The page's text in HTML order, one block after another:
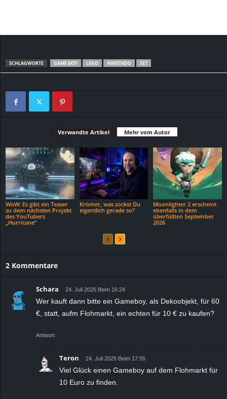
SCHLAGWORTE GAME BOY LEGO NINTENDO SET
Verwandte Artikel Mehr vom Autor
WoW: Es gibt ein Teaser
zu dem nächsten Projekt
des YouTubers
„Hurricane“
Krömer, was zockst Du
eigentlich gerade so?
Moonlighter 2 erscheint
ebenfalls in dem
überfüllten September
2026
2 Kommentare
Schara 24. Juli 2025 Beim 16:24
Wer kauft dann bitte ein Gameboy, als Dekoobjekt, für 60
€, statt, aufm Flohmarkt, ein echten für 10 € zu kaufen?
Antwort
Teron 24. Juli 2025 Beim 17:55
Viel Glück einen Gameboy auf dem Flohmarkt für
10 Euro zu finden.